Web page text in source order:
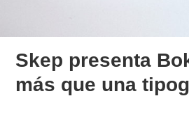
Skep presenta
más que una